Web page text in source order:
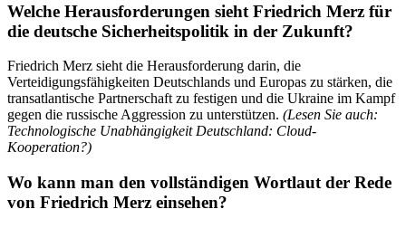
Welche Herausforderungen sieht Friedrich Merz für
die deutsche Sicherheitspolitik in der Zukunft?
Friedrich Merz sieht die Herausforderung darin, die
Verteidigungsfähigkeiten Deutschlands und Europas zu stärken, die
transatlantische Partnerschaft zu festigen und die Ukraine im Kampf
gegen die russische Aggression zu unterstützen. (Lesen Sie auch:
Technologische Unabhängigkeit Deutschland: Cloud-
Kooperation?)
Wo kann man den vollständigen Wortlaut der Rede
von Friedrich Merz einsehen?